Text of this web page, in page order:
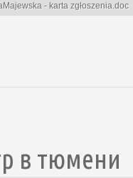
- karta zgłoszenia.doc
в тюмени